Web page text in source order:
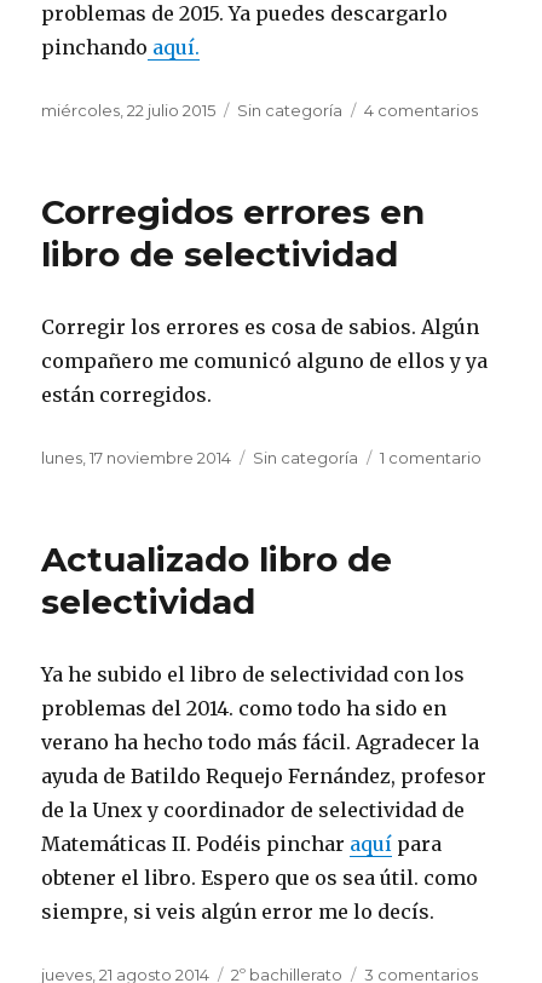
problemas de 2015. Ya puedes descargarlo
pinchando aquí.
Publicado
miércoles, 22 julio 2015 Categorías
Sin categoría 4 comentarios
Corregidos errores en
libro de selectividad
Corregir los errores es cosa de sabios. Algún
compañero me comunicó alguno de ellos y ya
están corregidos.
Publicado
lunes, 17 noviembre 2014 Categorías
Sin categoría 1 comentario
Actualizado libro de
selectividad
Ya he subido el libro de selectividad con los
problemas del 2014. como todo ha sido en
verano ha hecho todo más fácil. Agradecer la
ayuda de Batildo Requejo Fernández, profesor
de la Unex y coordinador de selectividad de
Matemáticas II. Podéis pinchar aquí para
obtener el libro. Espero que os sea útil. como
siempre, si veis algún error me lo decís.
Publicado
jueves, 21 agosto 2014 Categorías
2º bachillerato 3 comentarios